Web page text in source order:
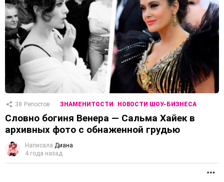
38 Репостов ЗНАМЕНИТОСТИ НОВОСТИ ШОУ-БИЗНЕСА
Словно богиня Венера — Сальма Хайек в
архивных фото с обнаженной грудью
Написала Диана
4 года назад